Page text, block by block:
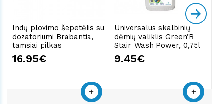
Indų plovimo šepetėlis su
dozatoriumi Brabantia,
tamsiai pilkas
16.95€
Universalus skalbinių
dėmių valiklis Green’R
Stain Wash Power, 0,75l
9.45€